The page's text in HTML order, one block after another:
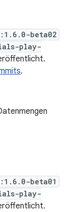
beta02
play-
.
beta01
play-